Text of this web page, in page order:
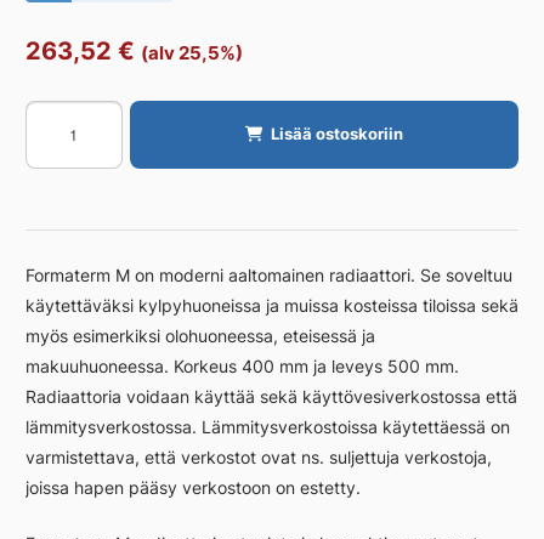
263,52 € (alv 25,5%)
Käyttövesipatteri
Formaterm
FORMATERM
400X
määrä
Lisää ostoskoriin
Formaterm M on moderni aaltomainen radiaattori. Se soveltuu
käytettäväksi kylpyhuoneissa ja muissa kosteissa tiloissa sekä
myös esimerkiksi olohuoneessa, eteisessä ja
makuuhuoneessa. Korkeus 400 mm ja leveys 500 mm.
Radiaattoria voidaan käyttää sekä käyttövesiverkostossa että
lämmitysverkostossa. Lämmitysverkostoissa käytettäessä on
varmistettava, että verkostot ovat ns. suljettuja verkostoja,
joissa hapen pääsy verkostoon on estetty.